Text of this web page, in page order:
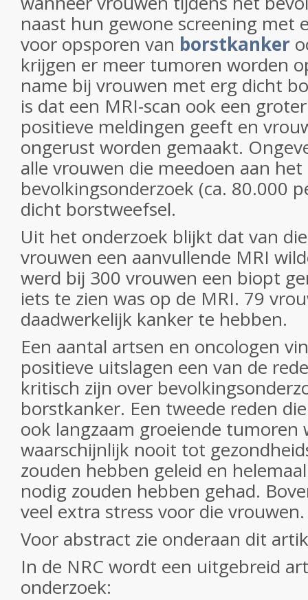
naast hun gewone screening met
voor opsporen van borstkanker
krijgen er meer tumoren worden
name bij vrouwen met erg dicht
is dat een MRI-scan ook een
positieve meldingen geeft en
ongerust worden gemaakt.
alle vrouwen die meedoen aan het
bevolkingsonderzoek (ca. 80.000
dicht borstweefsel.
Uit het onderzoek blijkt dat van
vrouwen een aanvullende MRI
werd bij 300 vrouwen een biopt
iets te zien was op de MRI. 79
daadwerkelijk kanker te hebben.
Een aantal artsen en oncologen
positieve uitslagen een van de
kritisch zijn over
borstkanker. Een tweede reden
ook langzaam groeiende tumoren
waarschijnlijk nooit tot
zouden hebben geleid en
nodig zouden hebben gehad.
veel extra stress voor die
Voor abstract zie onderaan dit
In de NRC wordt een uitgebreid
onderzoek: